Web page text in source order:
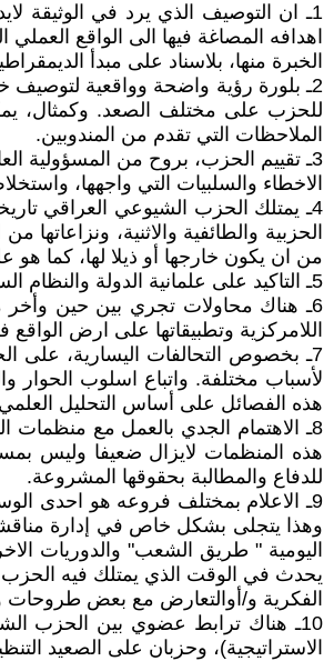
1ـ ان التوصيف الذي يرد في الوثيقة
اهدافه المصاغة فيها الى الواقع
الخبرة منها، بلاسناد على مبدأ
2ـ بلورة رؤية واضحة وواقعية
للحزب على مختلف الصعد. وكمثال،
الملاحظات التي تقدم من المندوبين.
3ـ تقييم الحزب، بروح من المسؤولية
الاخطاء والسلبيات التي واجهها،
4ـ يمتلك الحزب الشيوعي العراقي
الحزبية والطائفية والاثنية،
من ان يكون خارجها أو ذيلا لها، كما هو
5ـ التاكيد على علمانية الدولة والنظام السياسي، والتعددية في تداول السلطة، ومبدأ فصل الدين عن الدولة. وتثقيف وتوعية أوسع الجماهير بهذه المبادئ المهمة.
6ـ هناك محاولات تجري بين حين وأخر
اللامركزية وتطبيقاتها على ارض
7ـ بخصوص التحالفات اليسارية، على
لأسباب مختلفة. واتباع اسلوب الحوار
هذه الفصائل على أساس التحليل العلمي
8ـ الاهتمام الجدي بالعمل مع منظمات
هذه المنظمات لايزال ضعيفا وليس
للدفاع والمطالبة بحقوقها المشروعة.
9ـ الاعلام بمختلف فروعه هو احدى
وهذا يتجلى بشكل خاص في إدارة
اليومية " طريق الشعب" والدوريات
يحدث في الوقت الذي يمتلك فيه الحزب
الفكرية و/أوالتعارض مع بعض طروحات
10ـ هناك ترابط عضوي بين الحزب
الاستراتيجية)، وحزبان على الصعيد